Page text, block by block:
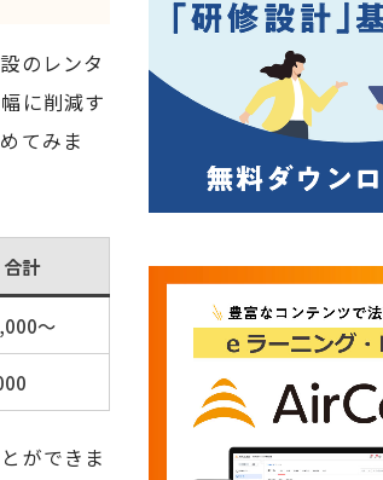
のレンタ
に削減す
てみま
合計
～
ができま